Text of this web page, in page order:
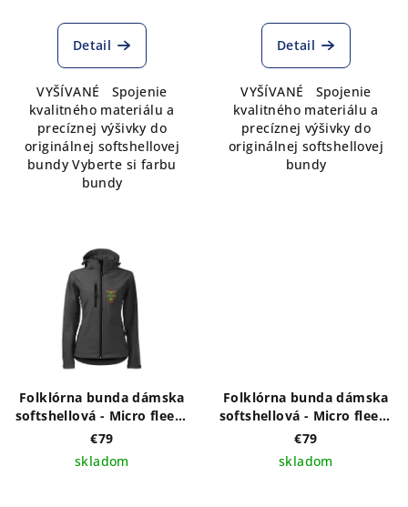
Detail
VYŠÍVANÉ Spojenie
kvalitného materiálu a
precíznej výšivky do
originálnej softshellovej
bundy Vyberte si farbu
bundy
Detail
VYŠÍVANÉ Spojenie
kvalitného materiálu a
precíznej výšivky do
originálnej softshellovej
bundy
Folklórna bunda dámska
softshellová - Micro fleece
s VÝŠIVKOU vzoru ADAM
folk vpredu a vzadu
€79
skladom
Folklórna bunda dámska
softshellová - Micro fleece
s VÝŠIVKOU vzoru ADAM
v bielej farbe vpredu a
vzadu
€79
skladom